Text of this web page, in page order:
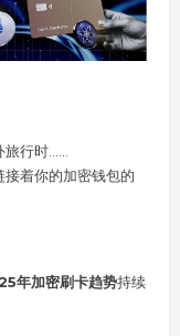
行时……
着你的加密钱包的
年加密刷卡趋势持续